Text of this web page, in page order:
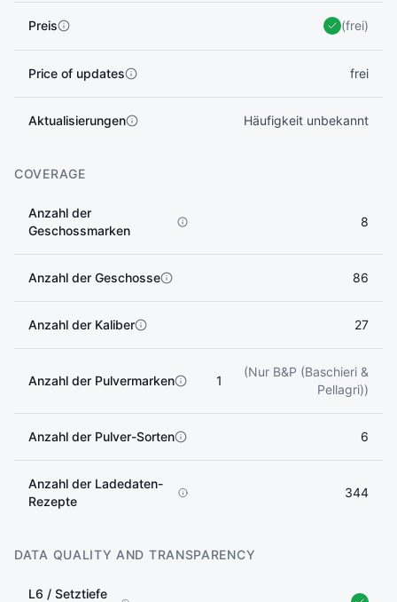
Preis (frei)
Price of updates frei
Aktualisierungen Häufigkeit unbekannt
COVERAGE
Anzahl der
Geschossmarken
8
Anzahl der Geschosse 86
Anzahl der Kaliber 27
Anzahl der Pulvermarken 1
(Nur B&P (Baschieri &
Pellagri))
Anzahl der Pulver-Sorten 6
Anzahl der Ladedaten-
Rezepte
344
DATA QUALITY AND TRANSPARENCY
L6 / Setztiefe